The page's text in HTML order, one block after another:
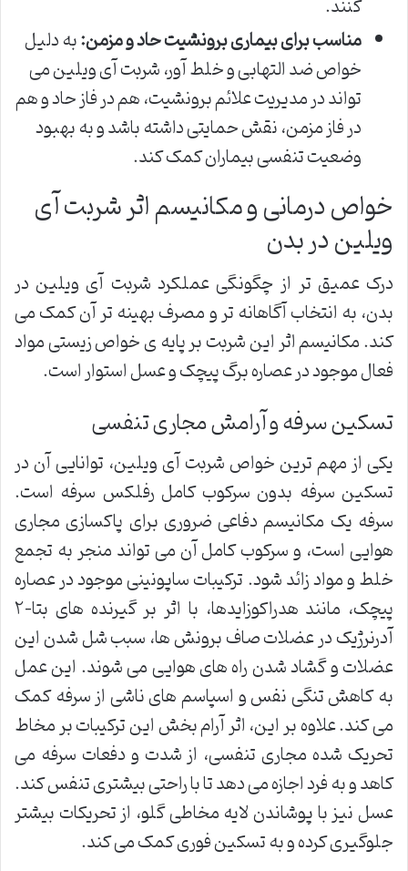
مناسب برای بیماری برونشیت حاد و مزمن:به دلیل
خواص ضد التهابی و خلط آور، شربت آی ویلین می
تواند در مدیریت علائم برونشیت، هم در فاز حاد و هم
در فاز مزمن، نقش حمایتی داشته باشد و به بهبود
وضعیت تنفسی بیماران کمک کند.
خواص درمانی و مکانیسم اثر شربت آی
ویلین در بدن
درک عمیق تر از چگونگی عملکرد شربت آی ویلین در
بدن، به انتخاب آگاهانه تر و مصرف بهینه تر آن کمک می
کند. مکانیسم اثر این شربت بر پایه ی خواص زیستی مواد
فعال موجود در عصاره برگ پیچک و عسل استوار است.
تسکین سرفه و آرامش مجاری تنفسی
یکی از مهم ترین خواص شربت آی ویلین، توانایی آن در
تسکین سرفه بدون سرکوب کامل رفلکس سرفه است.
سرفه یک مکانیسم دفاعی ضروری برای پاکسازی مجاری
هوایی است، و سرکوب کامل آن می تواند منجر به تجمع
خلط و مواد زائد شود. ترکیبات ساپونینی موجود در عصاره
پیچک، مانند هدراکوزایدها، با اثر بر گیرنده های بتا-۲
آدرنرژیک در عضلات صاف برونش ها، سبب شل شدن این
عضلات و گشاد شدن راه های هوایی می شوند. این عمل
به کاهش تنگی نفس و اسپاسم های ناشی از سرفه کمک
می کند. علاوه بر این، اثر آرام بخش این ترکیبات بر مخاط
تحریک شده مجاری تنفسی، از شدت و دفعات سرفه می
کاهد و به فرد اجازه می دهد تا با راحتی بیشتری تنفس کند.
عسل نیز با پوشاندن لایه مخاطی گلو، از تحریکات بیشتر
جلوگیری کرده و به تسکین فوری کمک می کند.